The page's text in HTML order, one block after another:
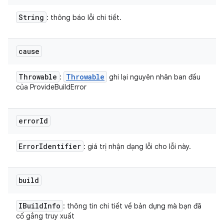
String : thông báo lỗi chi tiết.
cause
Throwable : Throwable ghi lại nguyên nhân ban đầu
của ProvideBuildError
errorId
ErrorIdentifier : giá trị nhận dạng lỗi cho lỗi này.
build
IBuildInfo : thông tin chi tiết về bản dựng mà bạn đã
cố gắng truy xuất